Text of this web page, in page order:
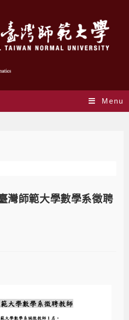
Menu
灣師範大學數學系徵聘